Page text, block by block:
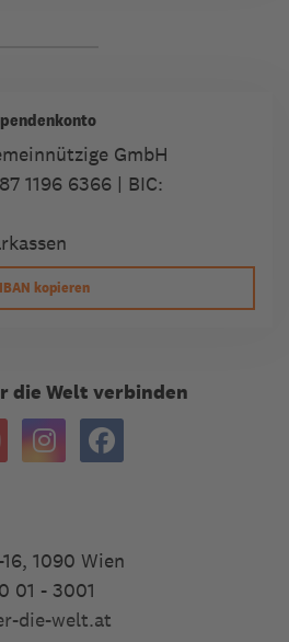
GmbH
1196 6366 | BIC:
IBAN kopieren
die Welt verbinden
1090 Wien
01 - 3001
die-welt.at